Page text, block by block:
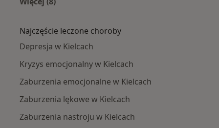
Najczęście leczone choroby
Depresja w Kielcach
Kryzys emocjonalny w Kielcach
Zaburzenia emocjonalne w Kielcach
Zaburzenia lękowe w Kielcach
Zaburzenia nastroju w Kielcach